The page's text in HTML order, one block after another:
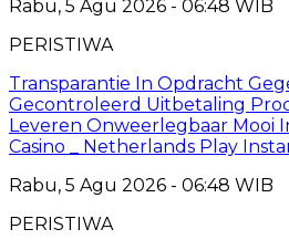
Rabu, 5 Agu 2026 - 06:48 WIB
PERISTIWA
Transparantie In Opdracht
Gecontroleerd Uitbetaling
Leveren Onweerlegbaar Mooi
Casino _ Netherlands Play
Rabu, 5 Agu 2026 - 06:48 WIB
PERISTIWA